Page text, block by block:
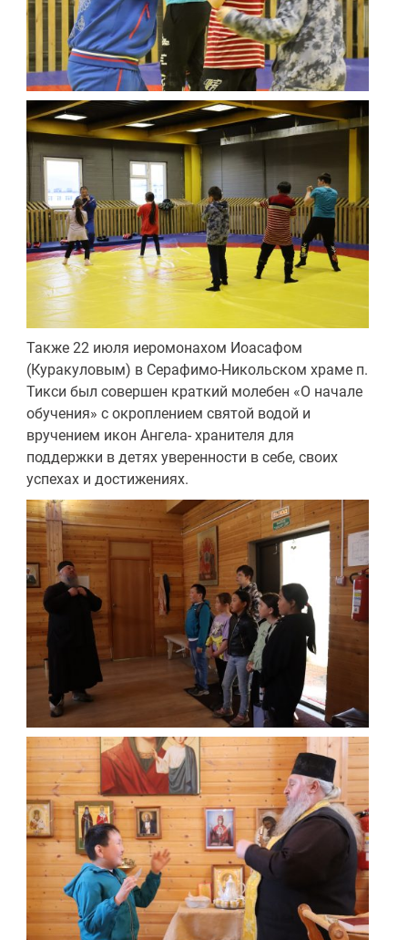
Также 22 июля иеромонахом Иоасафом
(Куракуловым) в Серафимо-Никольском храме п.
Тикси был совершен краткий молебен «О начале
обучения» с окроплением святой водой и
вручением икон Ангела- хранителя для
поддержки в детях уверенности в себе, своих
успехах и достижениях.